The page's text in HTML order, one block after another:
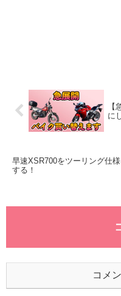
に
早速XSR700をツーリング仕
する！
コメ